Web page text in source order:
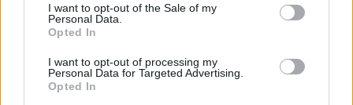
I want to opt-out of the Sale of my
Personal Data.
Opted In
I want to opt-out of processing my
Personal Data for Targeted Advertising.
Opted In